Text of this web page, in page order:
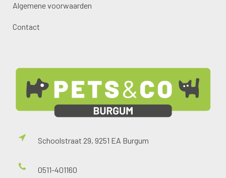
Algemene voorwaarden
Contact
Schoolstraat 29, 9251 EA Burgum
0511-401160